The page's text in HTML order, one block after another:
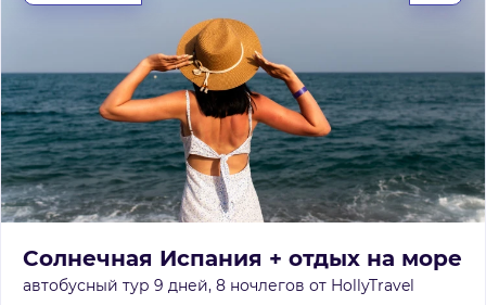
Солнечная Испания + отдых на море
автобусный тур 9 дней, 8 ночлегов от HollyTravel